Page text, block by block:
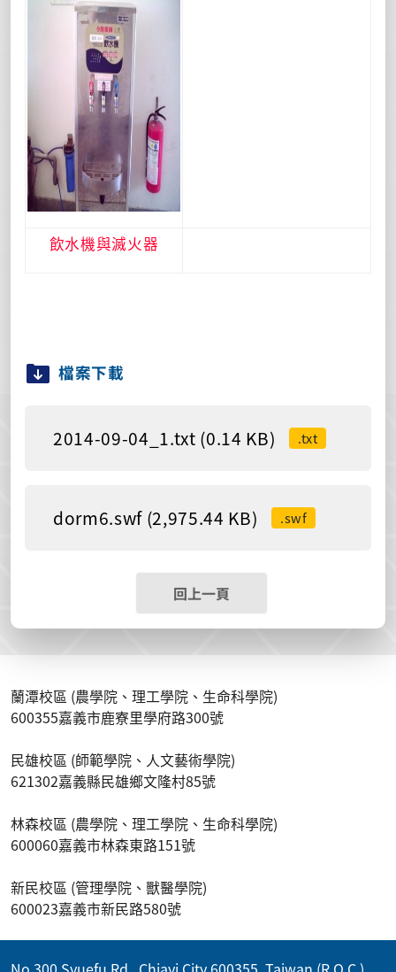
飲水機與滅火器
檔案下載
2014-09-04_1.txt (0.14 KB) .txt
dorm6.swf (2,975.44 KB) .swf
回上一頁
蘭潭校區 (農學院、理工學院、生命科學院)
600355嘉義市鹿寮里學府路300號
民雄校區 (師範學院、人文藝術學院)
621302嘉義縣民雄鄉文隆村85號
林森校區 (農學院、理工學院、生命科學院)
600060嘉義市林森東路151號
新民校區 (管理學院、獸醫學院)
600023嘉義市新民路580號